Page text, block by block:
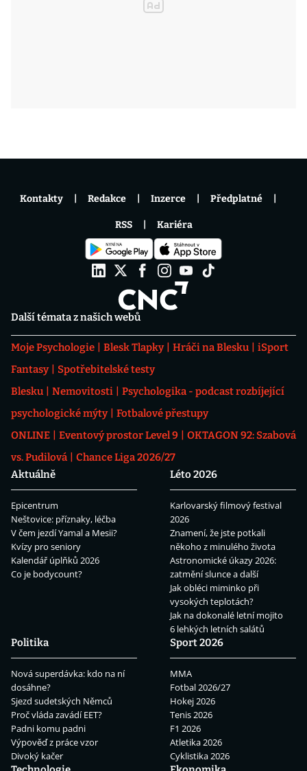
Další témata z našich webů
Moje Psychologie Blesk Tlapky Hráči na Blesku
iSport
Fantasy
Spotřebitelské testy
Blesku
Nemovitosti
Psychologika - podcast rozbíjející
psychologické mýty
Fotbalové přestupy
ONLINE
Eventový prostor Level 9
OKTAGON 92: Szabová
vs. Pudilová
Chance Liga 2026/27
Aktuálně
Epicentrum
Neštovice: příznaky, léčba
V čem jezdí Yamal a Mesii?
Kvízy pro seniory
Kalendář úplňků 2026
Co je bodycount?
Léto 2026
Karlovarský filmový festival
2026
Znamení, že jste potkali
někoho z minulého života
Astronomické úkazy 2026:
zatmění slunce a další
Jak obléci miminko při
vysokých teplotách?
Jak na dokonalé letní mojito
6 lehkých letních salátů
Politika
Nová superdávka: kdo na ní
dosáhne?
Sjezd sudetských Němců
Proč vláda zavádí EET?
Padni komu padni
Výpověď z práce vzor
Divoký kačer
Sport 2026
MMA
Fotbal 2026/27
Hokej 2026
Tenis 2026
F1 2026
Atletika 2026
Cyklistika 2026
Kontakty Redakce Inzerce Předplatné
RSS Kariéra